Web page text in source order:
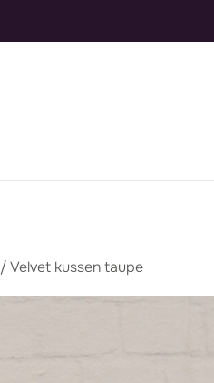
/ Velvet kussen taupe